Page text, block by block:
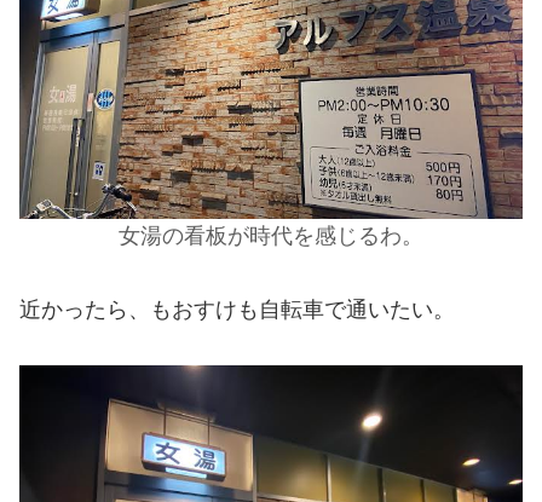
女湯の看板が時代を感じるわ。
近かったら、もおすけも自転車で通いたい。